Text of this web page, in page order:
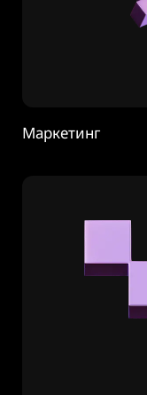
Маркетинг